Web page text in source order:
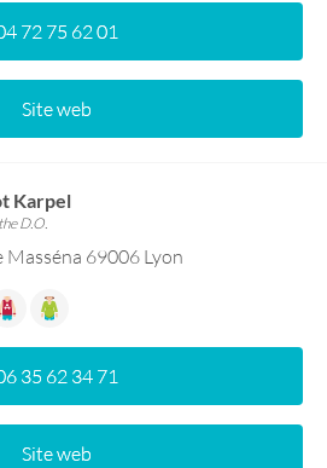
72 75 62 01
Site web
Karpel
D.O.
Masséna 69006 Lyon
35 62 34 71
Site web